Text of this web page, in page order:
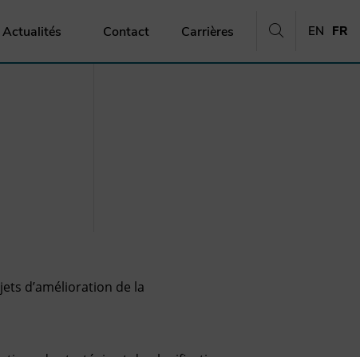
Actualités Contact Carrières EN FR
d’amélioration de la